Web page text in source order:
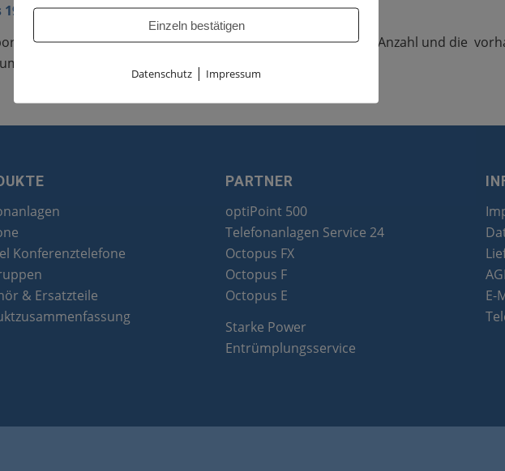
19:00 Uhr Uhr unter+49 30 5050 8080
TicketAngebot anfordern, geben Sie dort die Mittarbeiter Anzahl und die
alles weitere zu besprechen.
Konferenztelefone
& Ersatzteile
PARTNER
optiPoint 500
Telefonanlagen Service 24
Octopus FX
Octopus F
Octopus E
Starke Power
Entrümplungsservice
E-
Einzeln bestätigen
Datenschutz | Impressum